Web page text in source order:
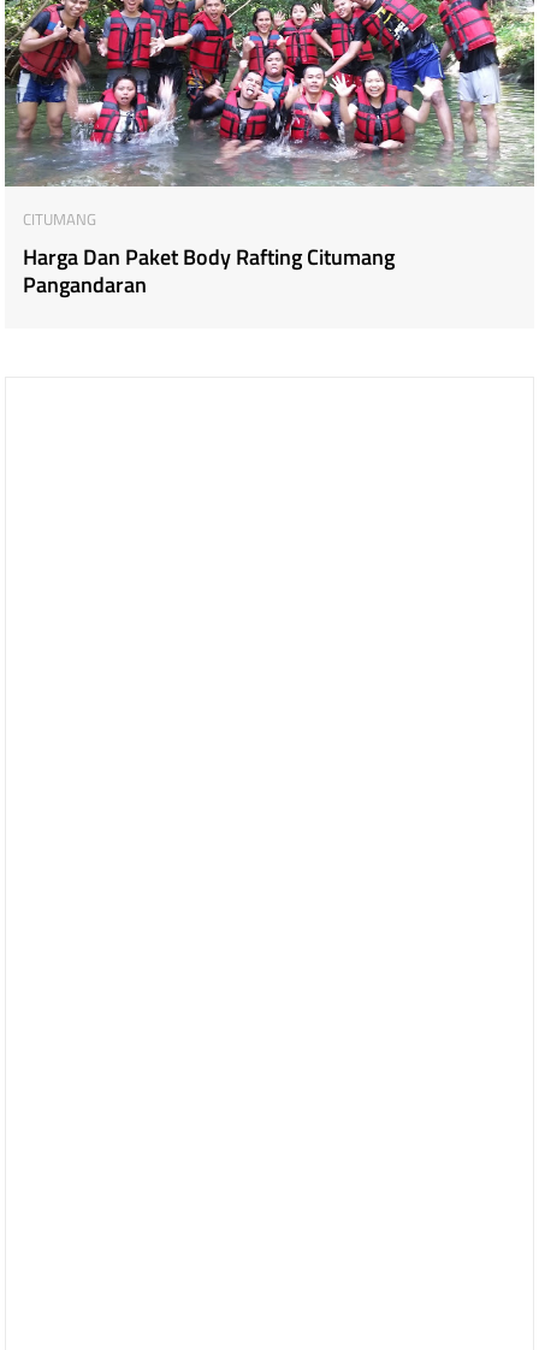
CITUMANG
Harga Dan Paket Body Rafting Citumang
Pangandaran